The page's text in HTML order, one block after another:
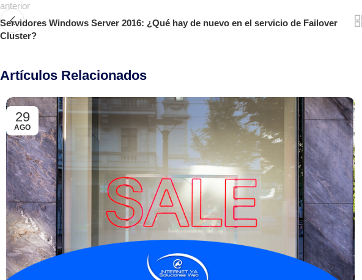
anterior
Servidores Windows Server 2016: ¿Qué hay de nuevo en el servicio de Failover
Cluster?
Artículos Relacionados
29
AGO